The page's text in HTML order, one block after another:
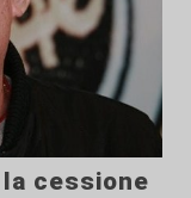
cessione